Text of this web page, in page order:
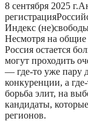
8 сентября 2025 г.
регистрация
Индекс
Несмотря на общие
Россия остается
могут проходить
— где-то уже пару
конкуренции, а
борьба элит, на
кандидаты,
регионов.